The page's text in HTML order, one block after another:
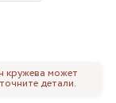
кружева может
детали.